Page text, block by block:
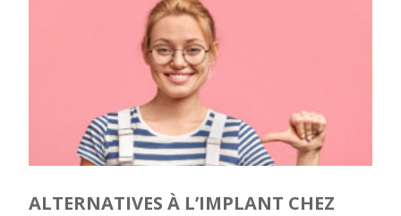
ALTERNATIVES À L’IMPLANT CHEZ